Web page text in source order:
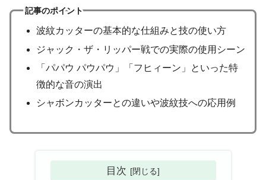
記事のポイント
波紋カッターの基本的な仕組みと技の使い方
ジャック・ザ・リッパー戦での実際の使用シーン
「パパウ パウパウ」「フヒィーン」といった特
徴的な音の演出
シャボンカッターとの違いや波紋技への応用例
目次